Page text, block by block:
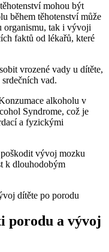
mohou být
během těhotenství může
organismu, tak i vývoji
faktů od lékařů, které
vrozené vady u dítěte,
vad.
alkoholu v
Syndrome, což je
a fyzickými
vývoj mozku
k dlouhodobým
porodu a vývoj